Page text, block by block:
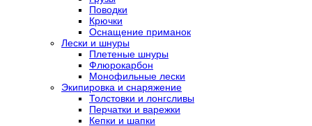
Поводки
Крючки
Оснащение приманок
Лески и шнуры
Плетеные шнуры
Флюрокарбон
Монофильные лески
Экипировка и снаряжение
Толстовки и лонгсливы
Перчатки и варежки
Кепки и шапки